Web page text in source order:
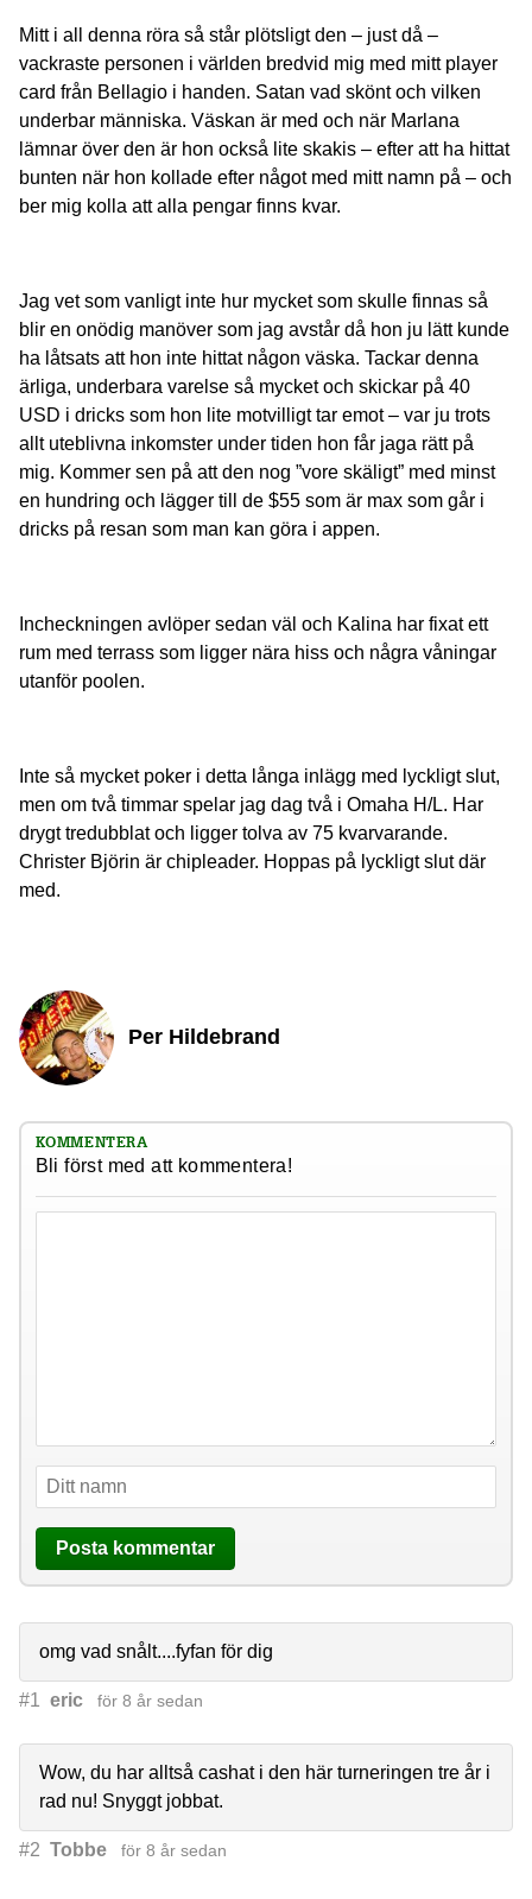
Mitt i all denna röra så står plötsligt den – just då –
vackraste personen i världen bredvid mig med mitt player
card från Bellagio i handen. Satan vad skönt och vilken
underbar människa. Väskan är med och när Marlana
lämnar över den är hon också lite skakis – efter att ha hittat
bunten när hon kollade efter något med mitt namn på – och
ber mig kolla att alla pengar finns kvar.
Jag vet som vanligt inte hur mycket som skulle finnas så
blir en onödig manöver som jag avstår då hon ju lätt kunde
ha låtsats att hon inte hittat någon väska. Tackar denna
ärliga, underbara varelse så mycket och skickar på 40
USD i dricks som hon lite motvilligt tar emot – var ju trots
allt uteblivna inkomster under tiden hon får jaga rätt på
mig. Kommer sen på att den nog ”vore skäligt” med minst
en hundring och lägger till de $55 som är max som går i
dricks på resan som man kan göra i appen.
Incheckningen avlöper sedan väl och Kalina har fixat ett
rum med terrass som ligger nära hiss och några våningar
utanför poolen.
Inte så mycket poker i detta långa inlägg med lyckligt slut,
men om två timmar spelar jag dag två i Omaha H/L. Har
drygt tredubblat och ligger tolva av 75 kvarvarande.
Christer Björin är chipleader. Hoppas på lyckligt slut där
med.
Per Hildebrand
KOMMENTERA
Bli först med att kommentera!
omg vad snålt....fyfan för dig
#1 eric för 8 år sedan
Wow, du har alltså cashat i den här turneringen tre år i
rad nu! Snyggt jobbat.
#2 Tobbe för 8 år sedan